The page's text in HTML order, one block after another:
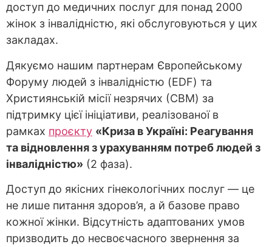
доступ до медичних послуг для понад 2000
жінок з інвалідністю, які обслуговуються у цих
закладах.
Дякуємо нашим партнерам Європейському
Форуму людей з інвалідністю (EDF) та
Християнській місії незрячих (СBM) за
підтримку цієї ініціативи, реалізованої в
рамках проєкту «Криза в Україні: Реагування
та відновлення з урахуванням потреб людей з
інвалідністю» (2 фаза).
Доступ до якісних гінекологічних послуг — це
не лише питання здоров’я, а й базове право
кожної жінки. Відсутність адаптованих умов
призводить до несвоєчасного звернення за